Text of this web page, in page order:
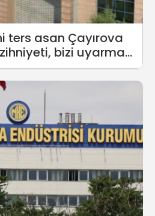
ters asan Çayırova
bizi uyarmak